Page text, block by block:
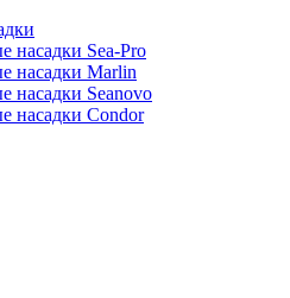
насадки Sea-Pro
насадки Marlin
насадки Seanovo
насадки Condor